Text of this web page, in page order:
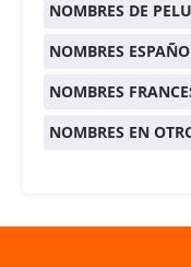
NOMBRES DE
NOMBRES
NOMBRES
NOMBRES EN